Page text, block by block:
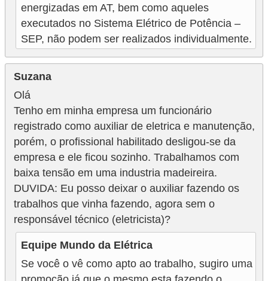
energizadas em AT, bem como aqueles
executados no Sistema Elétrico de Potência –
SEP, não podem ser realizados individualmente.
Suzana
Olá
Tenho em minha empresa um funcionário
registrado como auxiliar de eletrica e manutenção,
porém, o profissional habilitado desligou-se da
empresa e ele ficou sozinho. Trabalhamos com
baixa tensão em uma industria madeireira.
DUVIDA: Eu posso deixar o auxiliar fazendo os
trabalhos que vinha fazendo, agora sem o
responsável técnico (eletricista)?
Equipe Mundo da Elétrica
Se você o vê como apto ao trabalho, sugiro uma
i
c
i
d
a
d
e